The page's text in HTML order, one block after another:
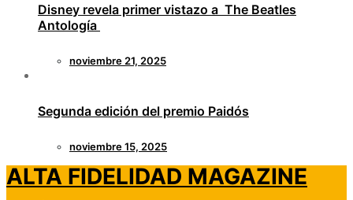
Disney revela primer vistazo a The Beatles
Antología
noviembre 21, 2025
Segunda edición del premio Paidós
noviembre 15, 2025
ALTA FIDELIDAD MAGAZINE